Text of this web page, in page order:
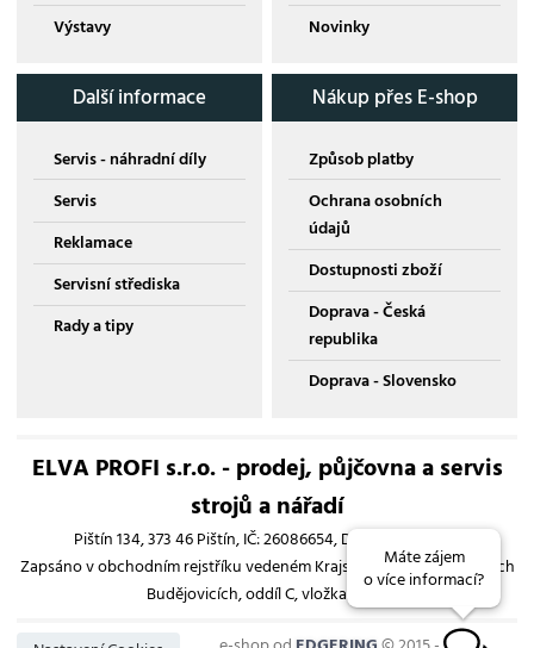
Výstavy
Novinky
Další informace
Servis - náhradní díly
Servis
Reklamace
Servisní střediska
Rady a tipy
Nákup přes E-shop
Způsob platby
Ochrana osobních
údajů
Dostupnosti zboží
Doprava - Česká
republika
Doprava - Slovensko
ELVA PROFI s.r.o. - prodej, půjčovna a servis
strojů a nářadí
Pištín 134, 373 46 Pištín, IČ: 26086654, DIČ: CZ26086654
Zapsáno v obchodním rejstříku vedeném Krajským soudem v Českých
Budějovicích, oddíl C, vložka 13193
Máte zájem
o více informací?